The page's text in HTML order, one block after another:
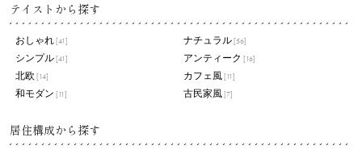
テイストから探す
おしゃれ [41] ナチュラル [56]
シンプル [41] アンティーク [16]
北欧 [14] カフェ風 [11]
和モダン [11] 古民家風 [7]
居住構成から探す